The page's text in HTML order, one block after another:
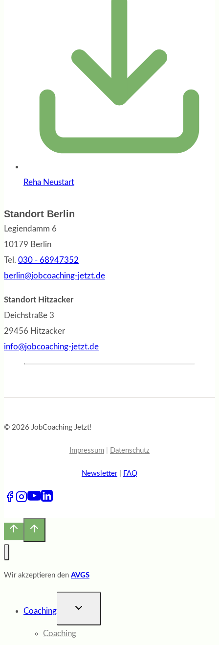
Reha Neustart
Standort Berlin
Legiendamm 6
10179 Berlin
Tel. 030 - 68947352
berlin@jobcoaching-jetzt.de
Standort Hitzacker
Deichstraße 3
29456 Hitzacker
info@jobcoaching-jetzt.de
© 2026 JobCoaching Jetzt!
Impressum Datenschutz
Newsletter| FAQ
Wir akzeptieren den AVGS
Coaching
UNTERMENÜ
Coaching